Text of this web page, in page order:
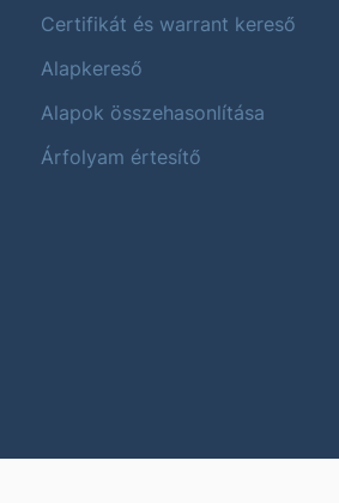
Certifikát és warrant kereső
Alapkereső
Alapok összehasonlítása
Árfolyam értesítő